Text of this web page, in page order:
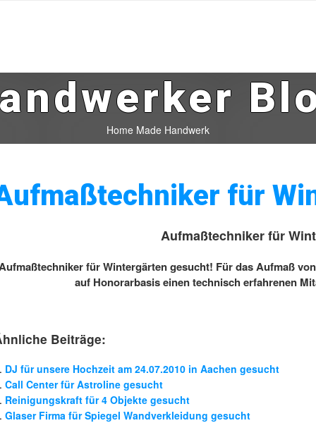
Home Made Handwerk
für
Aufmaßtechniker für
für Wintergärten gesucht! Für das Aufmaß
auf Honorarbasis einen technisch erfahrenen
Beiträge:
DJ für unsere Hochzeit am 24.07.2010 in Aachen gesucht
Call Center für Astroline gesucht
Reinigungskraft für 4 Objekte gesucht
Glaser Firma für Spiegel Wandverkleidung gesucht